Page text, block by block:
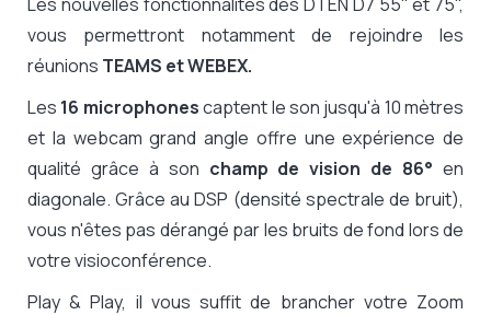
vous permettront notamment de rejoindre les
réunions TEAMS et WEBEX.
Les 16 microphonescaptent le son jusqu'à 10 mètres
et la webcam grand angle offre une expérience de
qualité grâce à son champ de vision de 86° en
diagonale. Grâce au DSP (densité spectrale de bruit),
vous n'êtes pas dérangé par les bruits de fond lors de
votre visioconférence.
Play & Play, il vous suffit de brancher votre Zoom